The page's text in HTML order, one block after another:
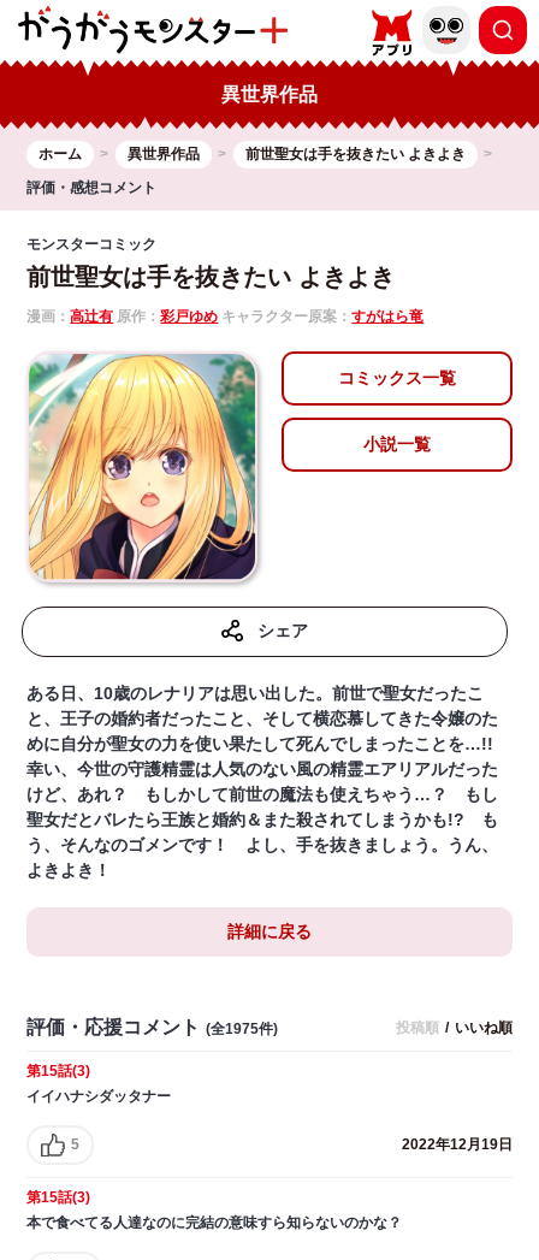
異世界作品
ホーム 異世界作品
前世聖女は手を抜きたい よきよき
評価・感想コメント
モンスターコミック
前世聖女は手を抜きたい よきよき
漫画：高辻有 原作：彩戸ゆめ キャラクター原案：すがはら竜
コミックス一覧
小説一覧
シェア
ある日、10歳のレナリアは思い出した。前世で聖女だったこ
と、王子の婚約者だったこと、そして横恋慕してきた令嬢のた
めに自分が聖女の力を使い果たして死んでしまったことを…!!
幸い、今世の守護精霊は人気のない風の精霊エアリアルだった
けど、あれ？ もしかして前世の魔法も使えちゃう…？ もし
聖女だとバレたら王族と婚約＆また殺されてしまうかも!? も
う、そんなのゴメンです！ よし、手を抜きましょう。うん、
よきよき！
詳細に戻る
評価・応援コメント (全1975件) 投稿順 / いいね順
第15話(3)
イイハナシダッタナー
5 2022年12月19日
第15話(3)
本で食べてる人達なのに完結の意味すら知らないのかな？